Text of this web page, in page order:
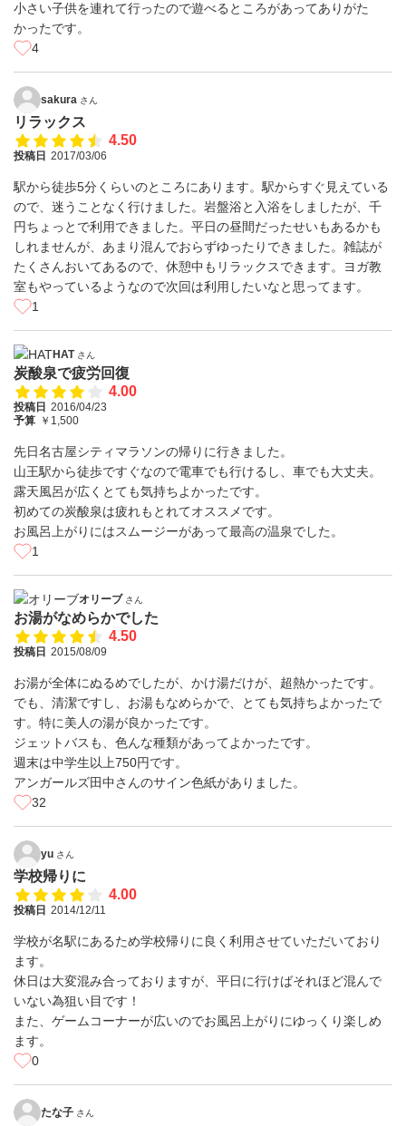
小さい子供を連れて行ったので遊べるところがあってありがた
かったです。
4
sakura さん
リラックス
4.50
投稿日 2017/03/06
駅から徒歩5分くらいのところにあります。駅からすぐ見えている
ので、迷うことなく行けました。岩盤浴と入浴をしましたが、千
円ちょっとで利用できました。平日の昼間だったせいもあるかも
しれませんが、あまり混んでおらずゆったりできました。雑誌が
たくさんおいてあるので、休憩中もリラックスできます。ヨガ教
室もやっているようなので次回は利用したいなと思ってます。
1
HAT さん
炭酸泉で疲労回復
4.00
投稿日 2016/04/23
予算 ￥1,500
先日名古屋シティマラソンの帰りに行きました。
山王駅から徒歩ですぐなので電車でも行けるし、車でも大丈夫。
露天風呂が広くとても気持ちよかったです。
初めての炭酸泉は疲れもとれてオススメです。
お風呂上がりにはスムージーがあって最高の温泉でした。
1
オリーブ さん
お湯がなめらかでした
4.50
投稿日 2015/08/09
お湯が全体にぬるめでしたが、かけ湯だけが、超熱かったです。
でも、清潔ですし、お湯もなめらかで、とても気持ちよかったで
す。特に美人の湯が良かったです。
ジェットバスも、色んな種類があってよかったです。
週末は中学生以上750円です。
アンガールズ田中さんのサイン色紙がありました。
32
yu さん
学校帰りに
4.00
投稿日 2014/12/11
学校が名駅にあるため学校帰りに良く利用させていただいており
ます。
休日は大変混み合っておりますが、平日に行けばそれほど混んで
いない為狙い目です！
また、ゲームコーナーが広いのでお風呂上がりにゆっくり楽しめ
ます。
0
たな子 さん